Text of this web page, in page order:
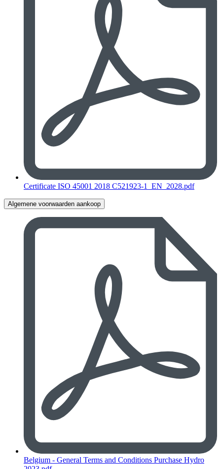
Certificate ISO 45001 2018 C521923-1_EN_2028.pdf
Algemene voorwaarden aankoop
Belgium - General Terms and Conditions Purchase Hydro